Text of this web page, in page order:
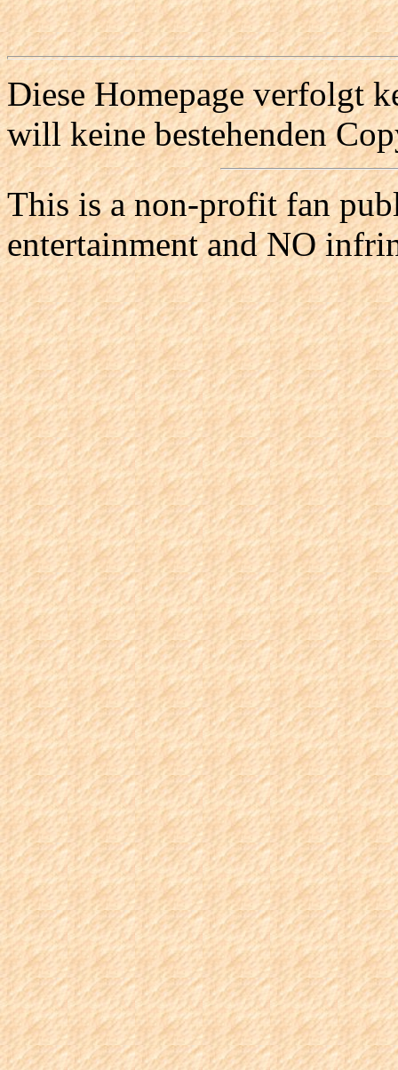
Diese Homepage verfolgt
will keine bestehenden
This is a non-profit fan
entertainment and NO